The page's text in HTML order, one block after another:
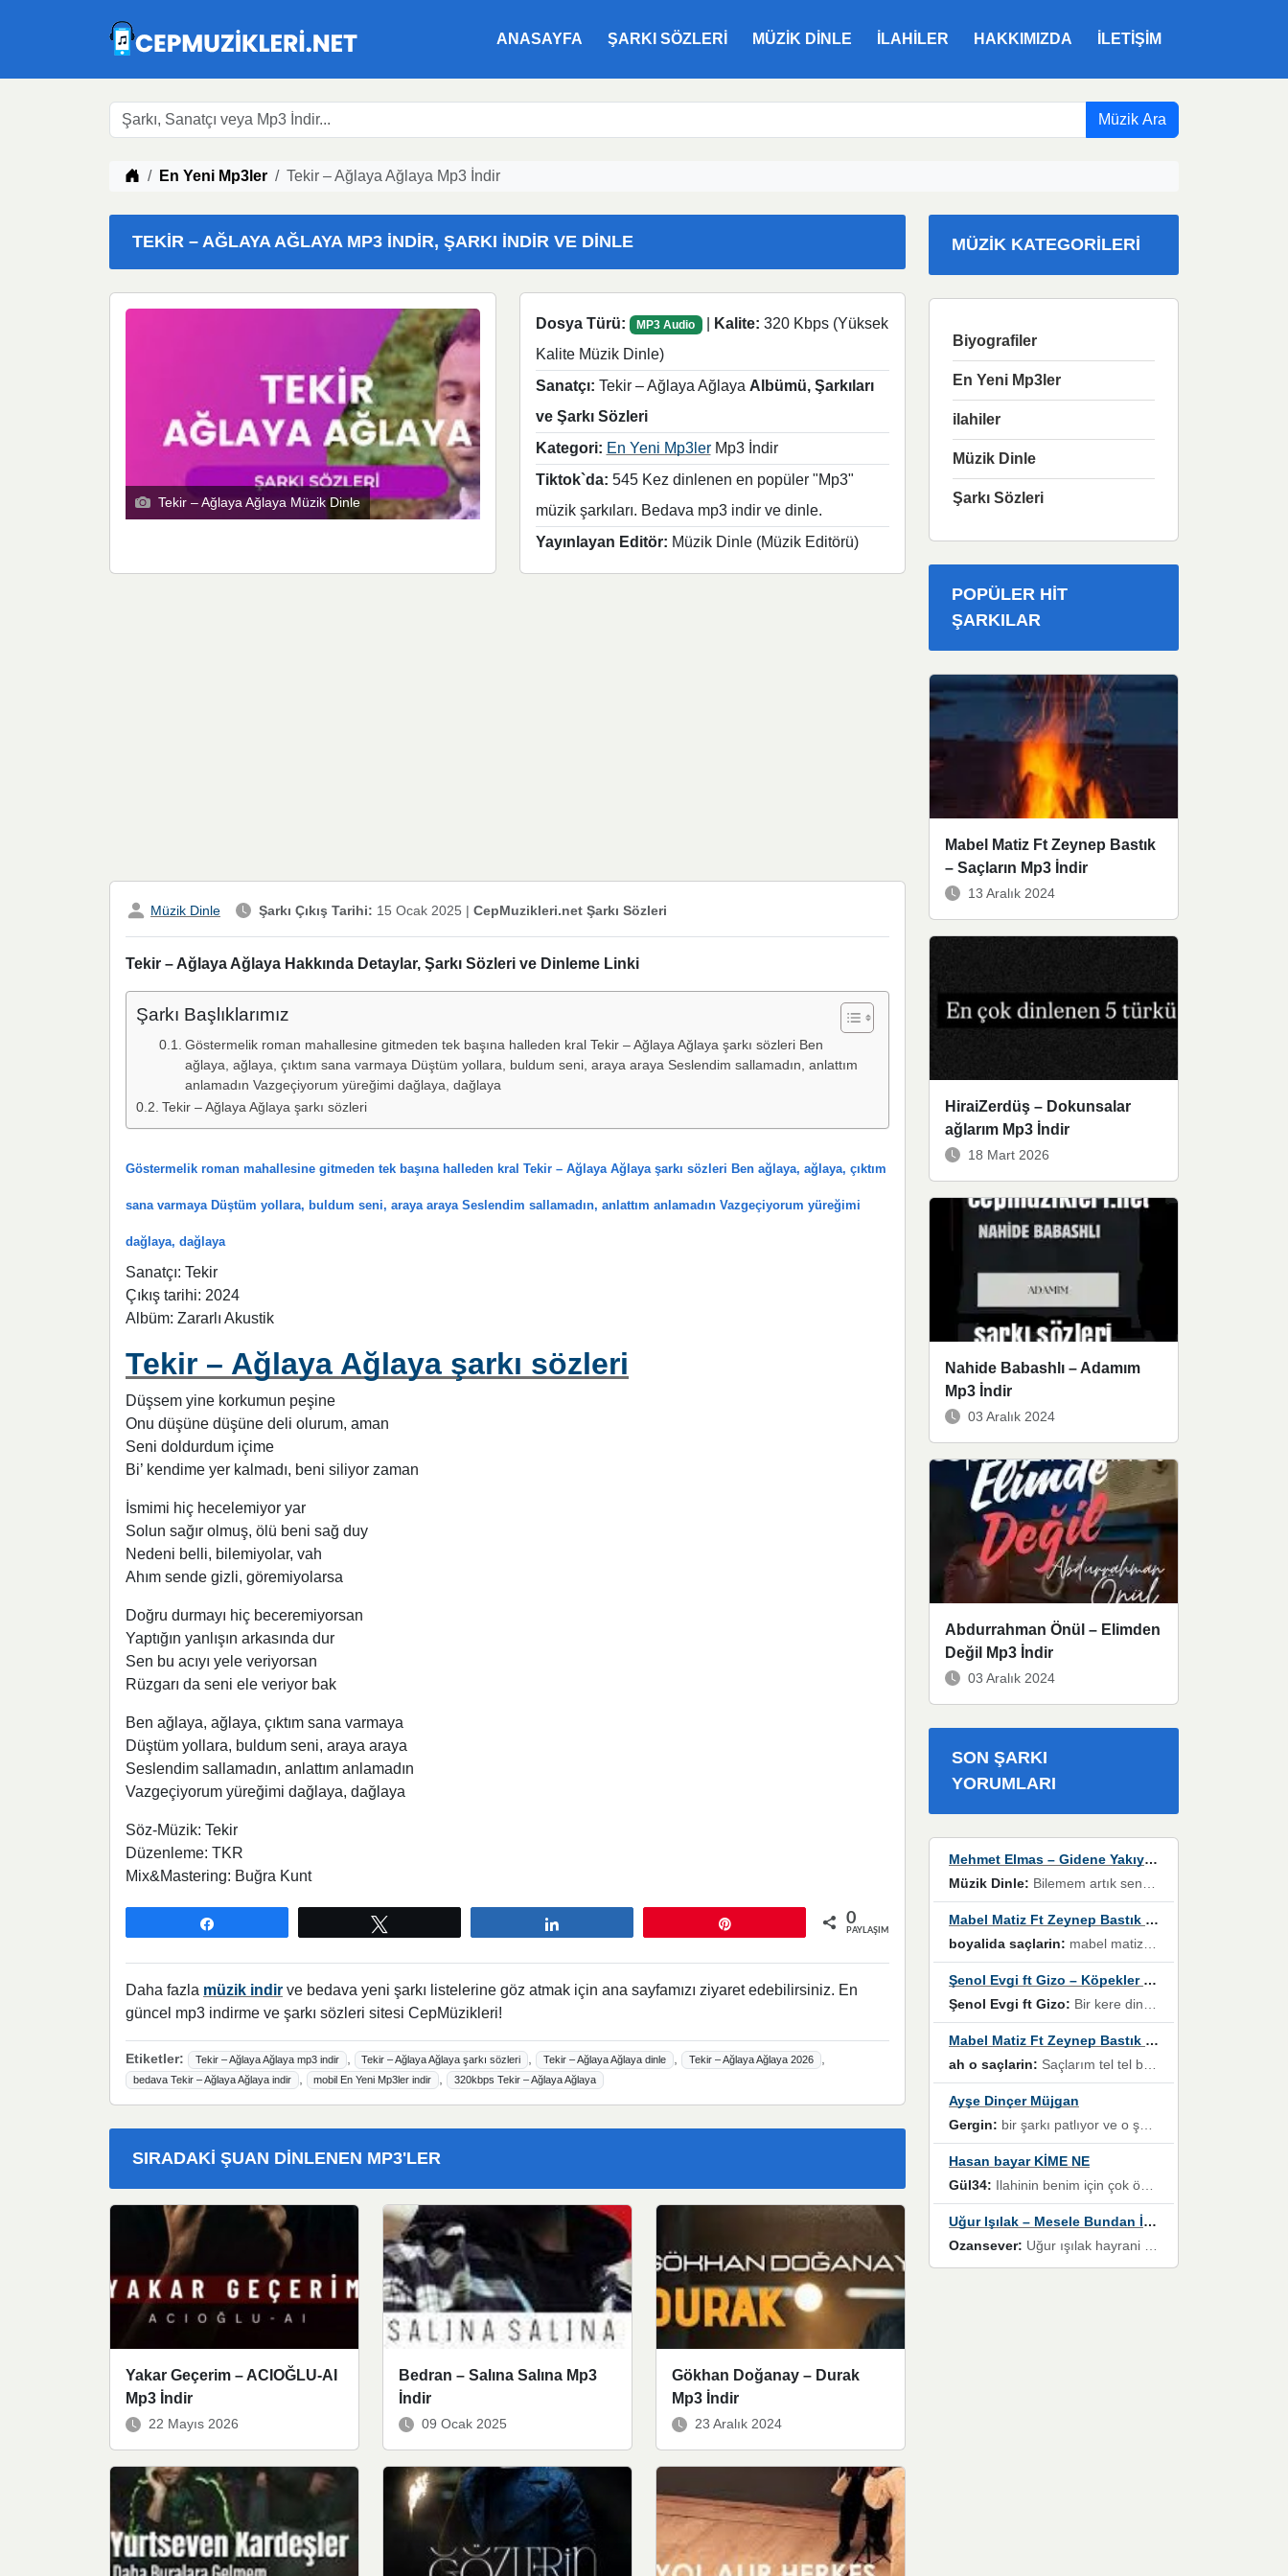
ANASAYFA ŞARKI SÖZLERI MÜZIK DINLE ILAHILER HAKKIMIZDA İLETIŞIM
Müzik Ara
Müzik indir
En Yeni Mp3ler Tekir – Ağlaya Ağlaya Mp3 İndir
TEKIR – AĞLAYA AĞLAYA MP3 İNDIR, ŞARKI İNDIR VE DINLE
Tekir – Ağlaya Ağlaya Müzik Dinle
Dosya Türü: MP3 Audio Kalite: 320 Kbps (Yüksek
Kalite Müzik Dinle)
Sanatçı: Tekir – Ağlaya Ağlaya Albümü, Şarkıları
ve Şarkı Sözleri
Kategori: En Yeni Mp3lerMp3 İndir
Tiktok`da: 545 Kez dinlenen en popüler "Mp3"
müzik şarkıları. Bedava mp3 indir ve dinle.
Yayınlayan Editör: Müzik Dinle (Müzik Editörü)
Müzik Dinle Şarkı Çıkış Tarihi: 15 Ocak 2025 | CepMuzikleri.net Şarkı Sözleri
Tekir – Ağlaya Ağlaya Hakkında Detaylar, Şarkı Sözleri ve Dinleme Linki
Şarkı Başlıklarımız
Göstermelik roman mahallesine gitmeden tek başına halleden kral Tekir – Ağlaya Ağlaya şarkı sözleri Ben
ağlaya, ağlaya, çıktım sana varmaya Düştüm yollara, buldum seni, araya araya Seslendim sallamadın, anlattım
anlamadın Vazgeçiyorum yüreğimi dağlaya, dağlaya
Tekir – Ağlaya Ağlaya şarkı sözleri
Göstermelik roman mahallesine gitmeden tek başına halleden kral Tekir – Ağlaya Ağlaya şarkı sözleri Ben ağlaya, ağlaya, çıktım
sana varmaya Düştüm yollara, buldum seni, araya araya Seslendim sallamadın, anlattım anlamadın Vazgeçiyorum yüreğimi
dağlaya, dağlaya
Sanatçı: Tekir
Çıkış tarihi: 2024
Albüm: Zararlı Akustik
Tekir – Ağlaya Ağlaya şarkı sözleri
Düşsem yine korkumun peşine
Onu düşüne düşüne deli olurum, aman
Seni doldurdum içime
Bi’ kendime yer kalmadı, beni siliyor zaman
İsmimi hiç hecelemiyor yar
Solun sağır olmuş, ölü beni sağ duy
Nedeni belli, bilemiyolar, vah
Ahım sende gizli, göremiyolarsa
Doğru durmayı hiç beceremiyorsan
Yaptığın yanlışın arkasında dur
Sen bu acıyı yele veriyorsan
Rüzgarı da seni ele veriyor bak
Ben ağlaya, ağlaya, çıktım sana varmaya
Düştüm yollara, buldum seni, araya araya
Seslendim sallamadın, anlattım anlamadın
Vazgeçiyorum yüreğimi dağlaya, dağlaya
Söz-Müzik: Tekir
Düzenleme: TKR
Mix&Mastering: Buğra Kunt
0
PAYLAŞIMLAR
Daha fazla müzik indir ve bedava yeni şarkı listelerine göz atmak için ana sayfamızı ziyaret edebilirsiniz. En
güncel mp3 indirme ve şarkı sözleri sitesi CepMüzikleri!
Etiketler: Tekir – Ağlaya Ağlaya mp3 indir , Tekir – Ağlaya Ağlaya şarkı sözleri , Tekir – Ağlaya Ağlaya dinle , Tekir – Ağlaya Ağlaya 2026 ,
bedava Tekir – Ağlaya Ağlaya indir , mobil En Yeni Mp3ler indir , 320kbps Tekir – Ağlaya Ağlaya
SIRADAKI ŞUAN DINLENEN MP3'LER
Yakar Geçerim – ACIOĞLU-AI
Mp3 İndir
22 Mayıs 2026
Bedran – Salına Salına Mp3
İndir
09 Ocak 2025
Gökhan Doğanay – Durak
Mp3 İndir
23 Aralık 2024
MÜZIK KATEGORILERI
Biyografiler
En Yeni Mp3ler
ilahiler
Müzik Dinle
Şarkı Sözleri
POPÜLER HIT
ŞARKILAR
Mabel Matiz Ft Zeynep Bastık
– Saçların Mp3 İndir
13 Aralık 2024
HiraiZerdüş – Dokunsalar
ağlarım Mp3 İndir
18 Mart 2026
Nahide Babashlı – Adamım
Mp3 İndir
03 Aralık 2024
Abdurrahman Önül – Elimden
Değil Mp3 İndir
03 Aralık 2024
SON ŞARKI
YORUMLARI
Mehmet Elmas – Gidene Yakıyorum
Müzik Dinle: Bilemem artık senden bir şans daha / Düştüğün zaman ben olmayacağım yanında” dizeleri, artık geçmişin tekrarına izin verilmeyeceğini, kişisel sınırların çizildiğini gösteriyor.
Mabel Matiz Ft Zeynep Bastık – Saçların
boyalida saçlarin: mabel matiz'in maya albümünde yer alan güzellerden. parça da şarkı hani! müzikal altyapısına vurulduğum, sözlerinde kaybolduğum bir parça olmuş.
Şenol Evgi ft Gizo – Köpekler Tanımadıklarına havlar
Şenol Evgi ft Gizo: Bir kere dinlememe rağmen kulaklardan gitmiyor sen sen sen sen kurban ol sen sen sen sen hayran ol yükses ses müzik dinleme sebebisiniz canlar bomba gibi patladınız maşallah
Mabel Matiz Ft Zeynep Bastık – Saçların
ah o saçlarin: Saçlarım tel tel beyazlıyor beyazlagına degil yanımda sen yoksun ona üzülüyorum günler bir bir geçiyor geçen günlere değil sensiz geçen günlere darılıyorum,Dinledikce asla kavusamayacagim ama asla unutamicagim sevdiğim adam için yanar içim
Ayşe Dinçer Müjgan
Gergin: bir şarkı patlıyor ve o şarkıyı millet her paylaşımın altına koyuyor ve öyle bir durum hal alıyor ki şarkıyı dinlemeden şarkıdan bikıyorsun Ama bu enteresan bir şekilde dillere dolanıyor millet olarak seviyoruz dertlerle boğuşurken bir yandan da göbek atmayi))) diyeceklerim bu kadar güzel hoş bir sayfa emeğinize sağlık arkadaşlar kolay gelsin
Hasan bayar KİME NE
Gül34: Ilahinin benim için çok özel bir yeri var İlk çıktığında komşum ne kadar yüksek sesle dinliyorsa orada duymuştum ve YouTube'dan aratıp Bu ilahiyi bulmuştum ve sonra müdavimi oldum günlük Ben de 3-5 kere dinleyip ezberleyip artık ilahiye bende eşlik ediyorum yüksek sesle Allah razı olsun hizmet nimettir Rabbim sizin zahmetlerinize de hayırlı nimetler versin Selam ve dua ile Allah'a emanet olun
Uğur Işılak – Mesele Bundan İbaret
Ozansever: Uğur ışılak hayrani olarak eski yeni tüm eserlerini keyifle huzurla dinleyenlerden birisiyim, emeğine saygı duyan gönül veren bunu en güzel şekilde sevenlerine ulaştıran siz değerli sayfa yöneticilerine de teşekkür ederim